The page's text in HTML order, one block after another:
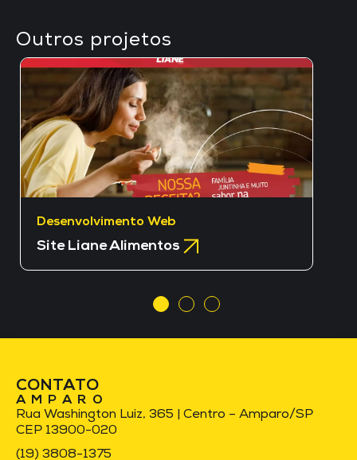
Outros projetos
Desenvolvimento Web
Site Liane Alimentos
CONTATO
AMPARO
Rua Washington Luiz, 365 | Centro – Amparo/SP
CEP 13900-020
(19) 3808-1375